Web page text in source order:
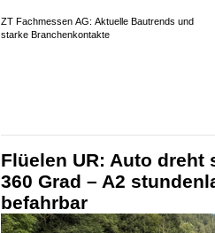
Flüelen UR: Auto
360 Grad – A2
befahrbar